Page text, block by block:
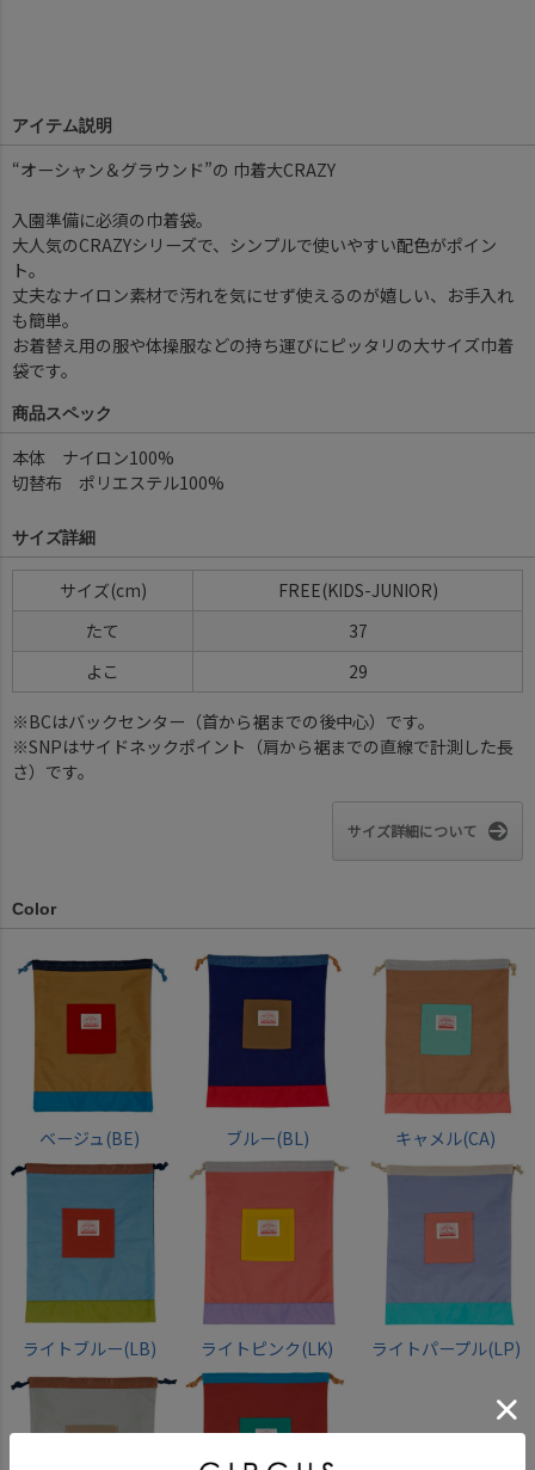
アイテム説明
“オーシャン＆グラウンド”の 巾着大CRAZY
入園準備に必須の巾着袋。
大人気のCRAZYシリーズで、シンプルで使いやすい配色がポイン
ト。
丈夫なナイロン素材で汚れを気にせず使えるのが嬉しい、お手入れ
も簡単。
お着替え用の服や体操服などの持ち運びにピッタリの大サイズ巾着
袋です。
商品スペック
本体 ナイロン100%
切替布 ポリエステル100%
サイズ詳細
サイズ(cm)
FREE(KIDS-JUNIOR)
たて
37
よこ
29
※BCはバックセンター（首から裾までの後中心）です。
※SNPはサイドネックポイント（肩から裾までの直線で計測した長
さ）です。
サイズ詳細について
Color
ベージュ(BE) ブルー(BL) キャメル(CA)
ライトブルー(LB) ライトピンク(LK) ライトパープル(LP)